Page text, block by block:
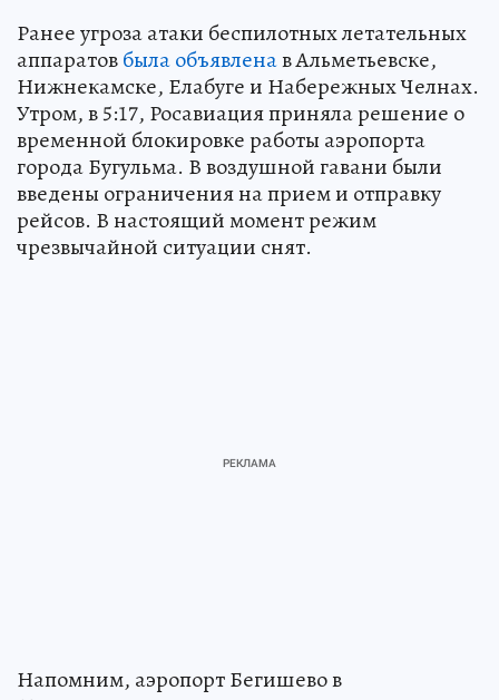
Ранее угроза атаки беспилотных летательных
аппаратовбыла объявленав Альметьевске,
Нижнекамске, Елабуге и Набережных Челнах.
Утром, в 5:17, Росавиация приняла решение о
временной блокировке работы аэропорта
города Бугульма. В воздушной гавани были
введены ограничения на прием и отправку
рейсов. В настоящий момент режим
чрезвычайной ситуации снят.
Напомним, аэропорт Бегишево в